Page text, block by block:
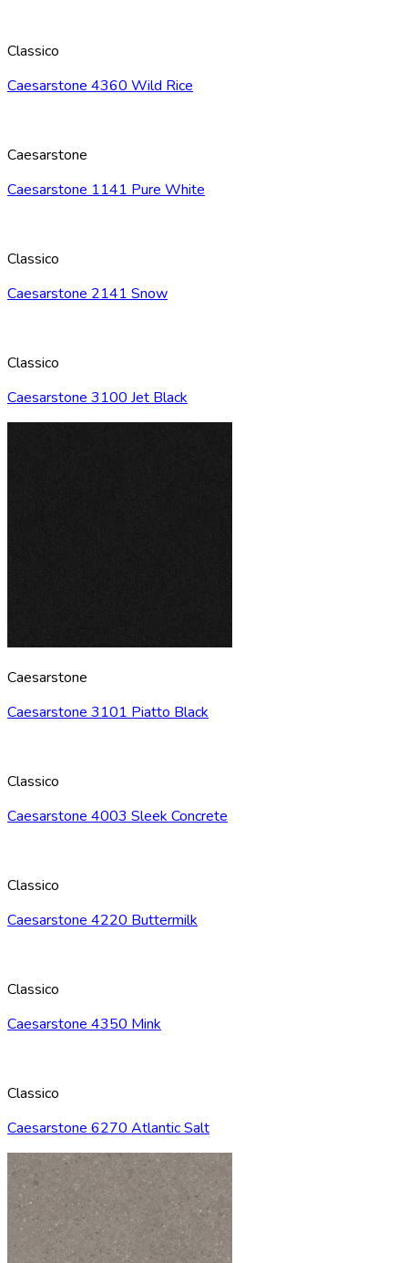
Classico
Caesarstone 4360 Wild Rice
Caesarstone
Caesarstone 1141 Pure White
Classico
Caesarstone 2141 Snow
Classico
Caesarstone 3100 Jet Black
Caesarstone
Caesarstone 3101 Piatto Black
Classico
Caesarstone 4003 Sleek Concrete
Classico
Caesarstone 4220 Buttermilk
Classico
Caesarstone 4350 Mink
Classico
Caesarstone 6270 Atlantic Salt